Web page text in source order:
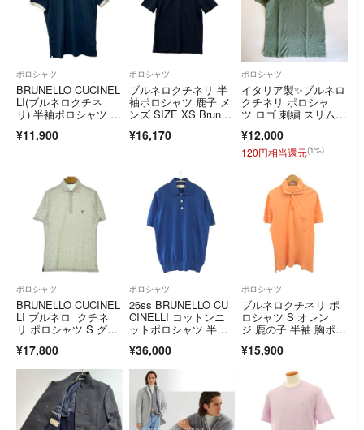
ポロシャツ
BRUNELLO CUCINEL
LI(ブルネロクチネ
リ) 半袖ポロシャツ サ
ネイビー×白
¥11,900
ポロシャツ
ブルネロクチネリ 半
袖ポロシャツ 鹿子 メ
ンズ SIZE XS Brunell
¥16,170
ポロシャツ
イタリア製✨ブルネロ
クチネリ ポロシャ
ツ ロゴ 刺繍 スリムフ
¥12,000
120円相当還元(1%)
ポロシャツ
BRUNELLO CUCINEL
LI ブルネロ クチネ
リ ポロシャツ S グレ
【送料無料】
¥17,800
ポロシャツ
26ss BRUNELLO CU
CINELLI コットンニ
ットポロシャツ 半
¥36,000
ポロシャツ
ブルネロクチネリ ポ
ロシャツ S オレン
ジ 鹿の子 半袖 胸ポケ
¥15,900